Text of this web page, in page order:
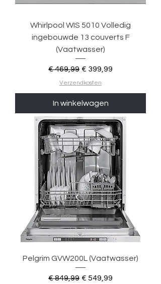
Whirlpool WIS 5010 Volledig
ingebouwde 13 couverts F
(Vaatwasser)
Normale prijs
€ 469,99 Verkoopprijs
€ 399,99
Verzendkosten
In winkelwagen
Pelgrim GVW200L (Vaatwasser)
Normale prijs
€ 849,99 Verkoopprijs
€ 549,99